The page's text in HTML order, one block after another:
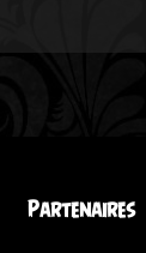
Partenaires